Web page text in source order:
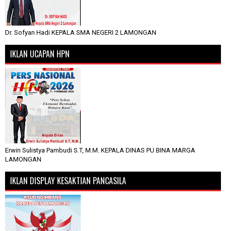
Dr. Sofyan Hadi KEPALA SMA NEGERI 2 LAMONGAN
IKLAN UCAPAN HPN
Erwin Sulistya Pambudi S.T, M.M. KEPALA DINAS PU BINA MARGA
LAMONGAN
IKLAN DISPLAY KESAKTIAN PANCASILA